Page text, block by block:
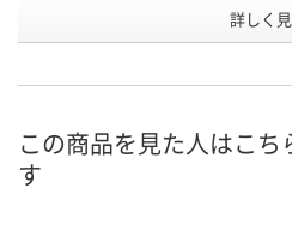
ピ
号
お届け日
詳しく
この商品を見た人はこ
す